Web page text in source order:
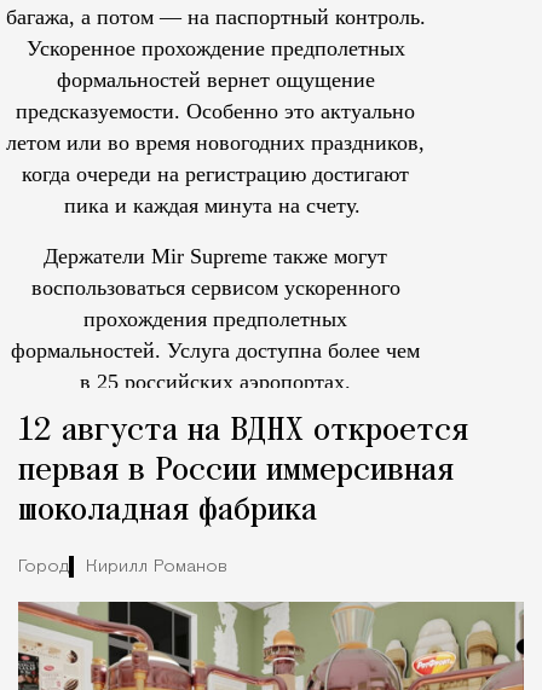
багажа, а потом — на паспортный контроль.
Ускоренное прохождение предполетных
формальностей вернет ощущение
предсказуемости. Особенно это актуально
летом или во время новогодних праздников,
когда очереди на регистрацию достигают
пика и каждая минута на счету.
Держатели Mir Supreme также могут
воспользоваться сервисом ускоренного
прохождения предполетных
формальностей. Услуга доступна более чем
в 25 российских аэропортах.
12 августа на ВДНХ откроется
первая в России иммерсивная
шоколадная фабрика
Город Кирилл Романов